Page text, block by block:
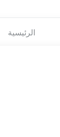
الرئيسية